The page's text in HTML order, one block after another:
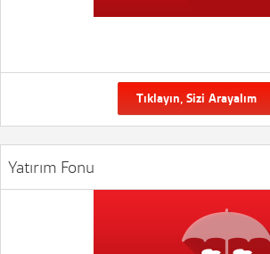
Tıklayın, Sizi Arayalım
Yatırım Fonu